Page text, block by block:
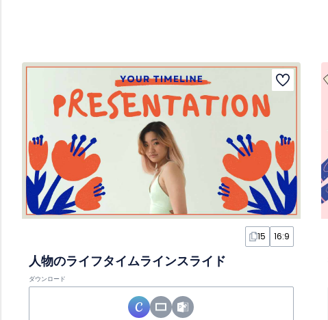
15 16:9
人物のライフタイムラインスライド
ダウンロード